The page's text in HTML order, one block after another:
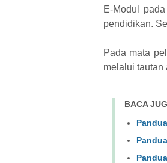
E-Modul
pendidikan.
Pada mata
melalui tautan
BACA